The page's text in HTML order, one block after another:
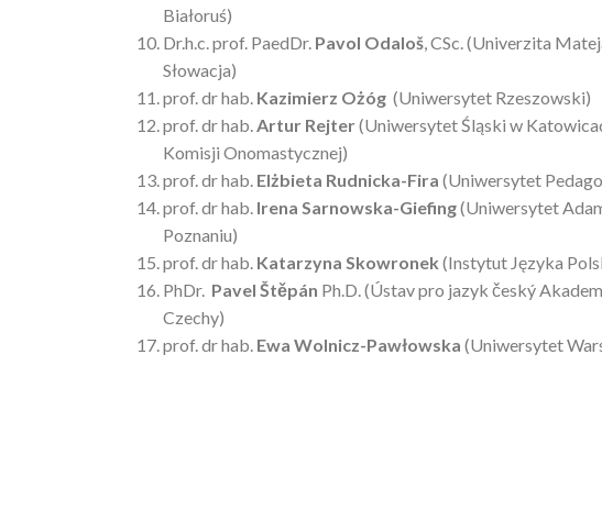
Białoruś)
Dr.h.c. prof. PaedDr. Pavol Odaloš, CSc. (Univerzita
Słowacja)
prof. dr hab.Kazimierz Ożóg(Uniwersytet Rzeszowski)
prof. dr hab.Artur Rejter(Uniwersytet Śląski w
Komisji Onomastycznej)
prof. dr hab. Elżbieta Rudnicka-Fira (Uniwersytet
prof. dr hab. Irena Sarnowska-Giefing(Uniwersytet
Poznaniu)
prof. dr hab.Katarzyna Skowronek (Instytut Języka
PhDr. Pavel Štěpán Ph.D. (Ústav pro jazyk český
Czechy)
prof. dr hab. Ewa Wolnicz-Pawłowska (Uniwersytet